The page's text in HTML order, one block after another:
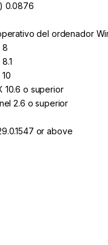
0.0876
del ordenador
8
10.6 o superior
2.6 o superior
or above